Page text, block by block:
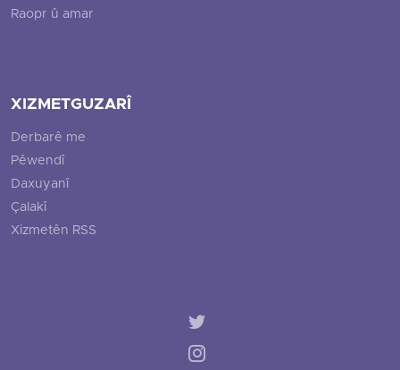
Raopr û amar
XIZMETGUZARÎ
Derbarê me
Pêwendî
Daxuyanî
Çalakî
Xizmetên RSS